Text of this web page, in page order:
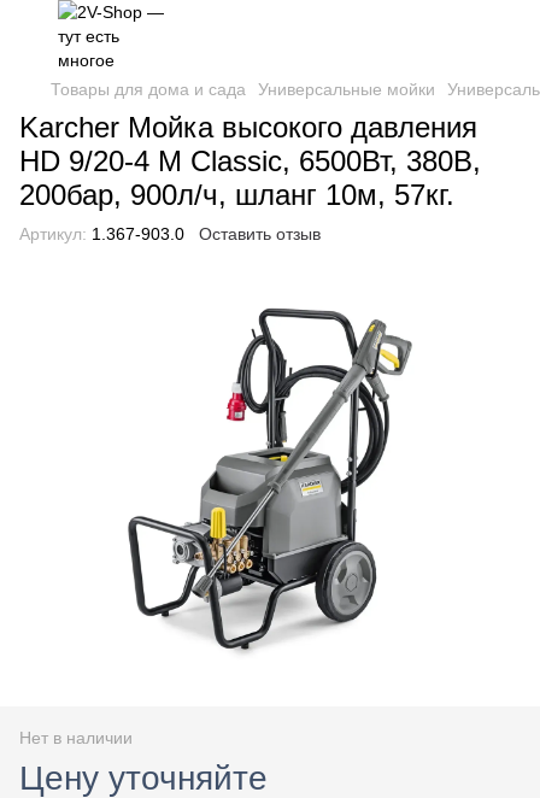
Товары для дома и сада Универсальные мойки
Karcher Мойка высокого давления
HD 9/20-4 М Classic, 6500Вт, 380В,
200бар, 900л/ч, шланг 10м, 57кг.
Артикул: 1.367-903.0 Оставить отзыв
Нет в наличии
Цену уточняйте